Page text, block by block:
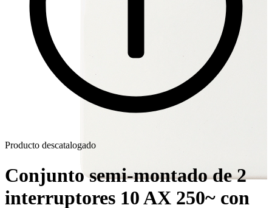
Producto descatalogado
Conjunto semi-montado de 2
interruptores 10 AX 250~ con